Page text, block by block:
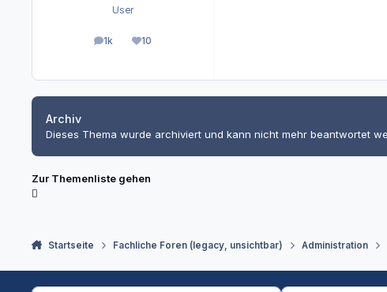
User
1k
Beiträge10
Reputation
Archiv
Dieses Thema wurde archiviert und kann nicht mehr beantwortet
Zur Themenliste gehen
Startseite Fachliche Foren (legacy, unsichtbar) Administration